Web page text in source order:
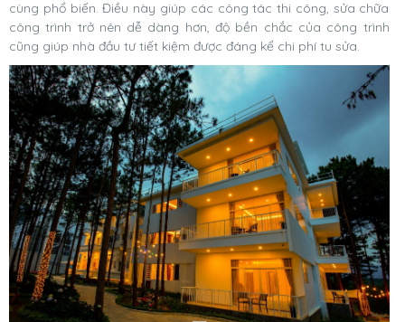
cùng phổ biến. Điều này giúp các công tác thi công, sửa chữa
công trình trở nên dễ dàng hơn, độ bền chắc của công trình
cũng giúp nhà đầu tư tiết kiệm được đáng kể chi phí tu sửa.